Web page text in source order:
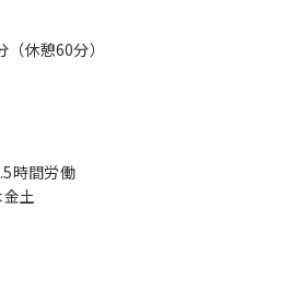
休憩60分）
時間労働